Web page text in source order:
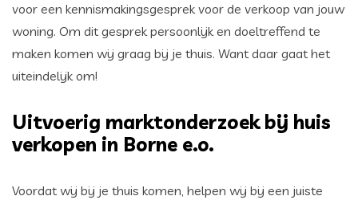
voor een kennismakingsgesprek voor de verkoop van jouw
woning. Om dit gesprek persoonlijk en doeltreffend te
maken komen wij graag bij je thuis. Want daar gaat het
uiteindelijk om!
Uitvoerig marktonderzoek bij huis
verkopen in Borne e.o.
Voordat wij bij je thuis komen, helpen wij bij een juiste